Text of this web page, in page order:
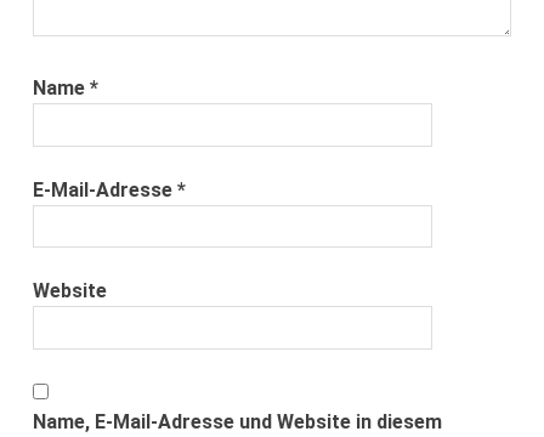
Name*
E-Mail-Adresse*
Website
Name, E-Mail-Adresse und Website in diesem